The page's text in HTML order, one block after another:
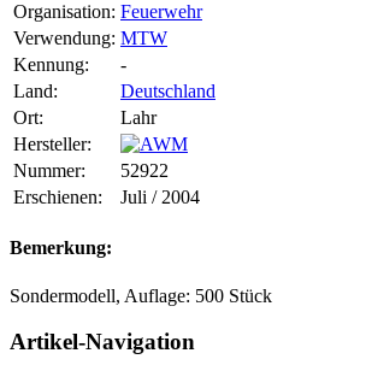
Organisation: Feuerwehr
Verwendung: MTW
Kennung:
-
Land:
Deutschland
Ort:
Lahr
Hersteller:
Nummer:
52922
Erschienen:
Juli / 2004
Bemerkung:
Sondermodell, Auflage: 500 Stück
Artikel-Navigation